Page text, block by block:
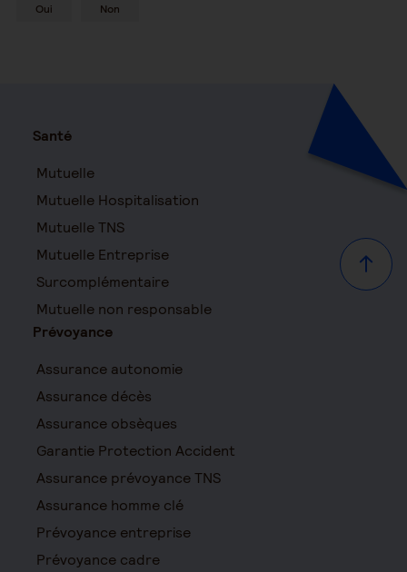
Oui Non
Haut
Santé
Mutuelle
Mutuelle Hospitalisation
Mutuelle TNS
Mutuelle Entreprise
Surcomplémentaire
Mutuelle non responsable
Prévoyance
Assurance autonomie
Assurance décès
Assurance obsèques
Garantie Protection Accident
Assurance prévoyance TNS
Assurance homme clé
Prévoyance entreprise
Prévoyance cadre